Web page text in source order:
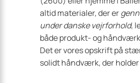
altid materialer, der er
under danske vejrforhold,
både produkt- og
Det er vores opskrift på
solidt håndværk, der holder